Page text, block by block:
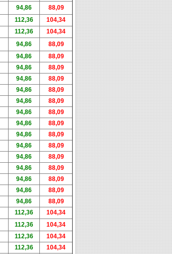
94,86
88,09
112,36
104,34
112,36
104,34
94,86
88,09
94,86
88,09
94,86
88,09
94,86
88,09
94,86
88,09
94,86
88,09
94,86
88,09
94,86
88,09
94,86
88,09
94,86
88,09
94,86
88,09
94,86
88,09
94,86
88,09
94,86
88,09
94,86
88,09
112,36
104,34
112,36
104,34
112,36
104,34
112,36 104,34